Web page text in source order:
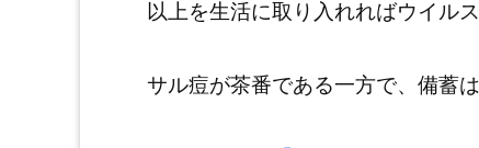
以上を生活に取り入れればウイル
サル痘が茶番である一方で、備蓄